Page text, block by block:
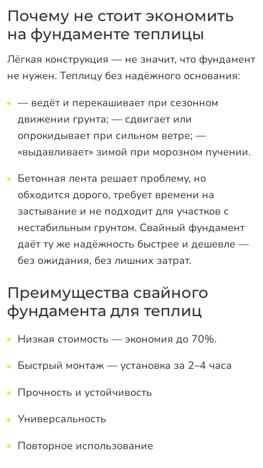
Почему не стоит экономить
на фундаменте теплицы
Лёгкая конструкция — не значит, что фундамент
не нужен. Теплицу без надёжного основания:
— ведёт и перекашивает при сезонном
движении грунта; — сдвигает или
опрокидывает при сильном ветре; —
«выдавливает» зимой при морозном пучении.
Бетонная лента решает проблему, но
обходится дорого, требует времени на
застывание и не подходит для участков с
нестабильным грунтом. Свайный фундамент
даёт ту же надёжность быстрее и дешевле —
без ожидания, без лишних затрат.
Преимущества свайного
фундамента для теплиц
Низкая стоимость — экономия до 70%.
Быстрый монтаж — установка за 2–4 часа
Прочность и устойчивость
Универсальность
Повторное использование